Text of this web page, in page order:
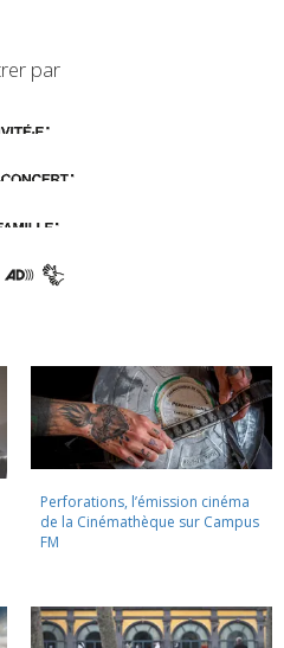
par
Perforations, l’émission cinéma
de la Cinémathèque sur Campus
FM